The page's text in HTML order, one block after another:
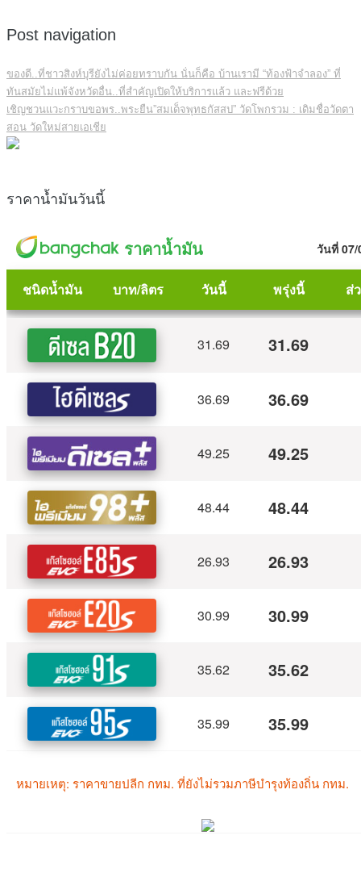
Post navigation
ของดี..ที่ชาวสิงห์บุรียังไม่ค่อยทราบกัน นั่นก็คือ บ้านเรามี “ท้องฟ้าจำลอง” ที่
ทันสมัยไม่แพ้จังหวัดอื่น..ที่สำคัญเปิดให้บริการแล้ว และฟรีด้วย
เชิญชวนแวะกราบขอพร..พระยืน”สมเด็จพุทธกัสสป” วัดโพกรวม : เดิมชื่อวัดตา
สอน วัดใหม่สายเอเชีย
ราคาน้ำมันวันนี้